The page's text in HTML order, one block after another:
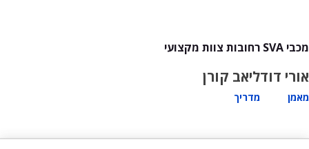
מכבי SVA רחובות צוות מקצועי
אורי דוד
מאמן
ליאב קורן
מדריך